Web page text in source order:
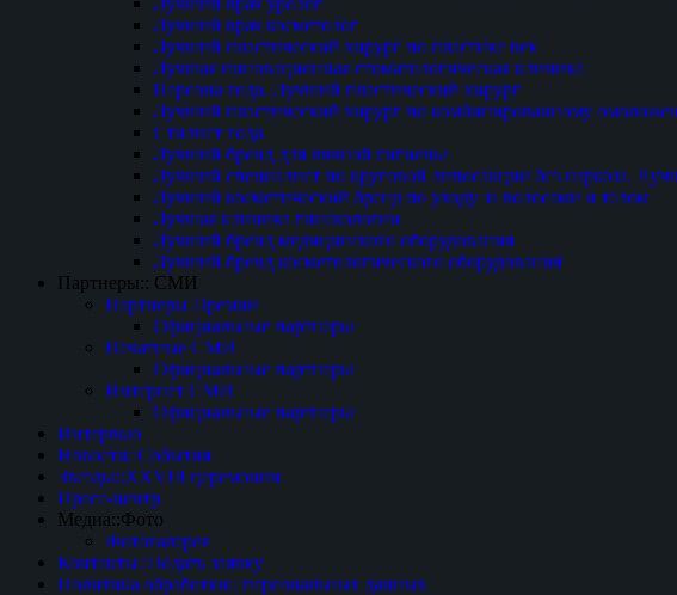
Лучший врач косметолог
Лучший пластический хирург по пластике век
Лучшая инновационная стоматологическая клиника
Персона года. Лучший пластический хирург
Лучший пластический хирург по комбинированному
Стилист года
Лучший бренд для личной гигиены
Лучший специалист по круговой липосакции без наркоза.
Лучший косметический бренд по уходу за волосами и телом
Лучшая клиника гинекологии
Лучший бренд медицинского оборудования
Лучший бренд косметологического оборудования
Партнеры:: СМИ
Партнеры Премии
Официальные партнеры
Печатные СМИ
Официальные партнеры
Интернет СМИ
Официальные партнеры
Интервью
Новости::События
Звезды::XXVIII церемонии
Пресс-центр
Медиа::Фото
Фотогалерея
Контакты::Подать заявку
Политика обработки:: персональных данных